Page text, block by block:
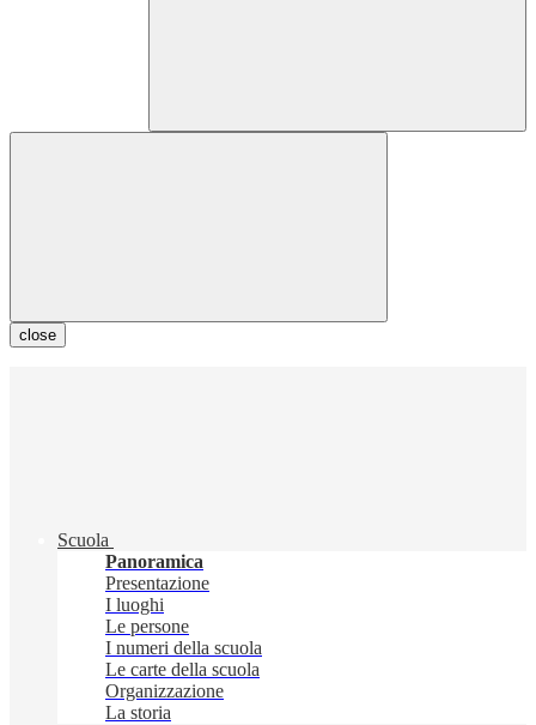
close
Scuola
Panoramica
Presentazione
I luoghi
Le persone
I numeri della scuola
Le carte della scuola
Organizzazione
La storia